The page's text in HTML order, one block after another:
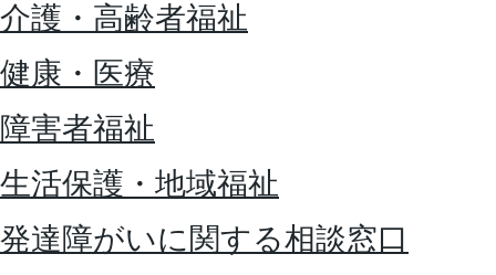
介護・高齢者福祉
健康・医療
障害者福祉
生活保護・地域福祉
発達障がいに関する相談窓口